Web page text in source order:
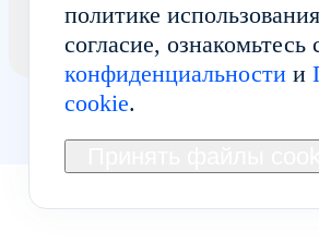
политике
согласие,
конфиденциальностии
cookie.